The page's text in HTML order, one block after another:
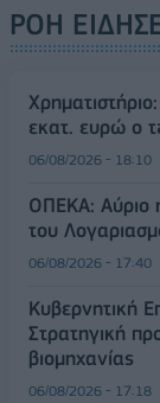
ΡΟΗ
εκατ. ευρώ ο
06/08/2026 - 18:10
ΟΠΕΚΑ: Αύριο
του
06/08/2026 - 17:40
Κυβερνητική
Στρατηγική
βιομηχανίας
06/08/2026 - 17:18